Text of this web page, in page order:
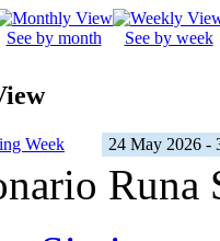
See by month See by week
Week 24 May 2026 -
Runa